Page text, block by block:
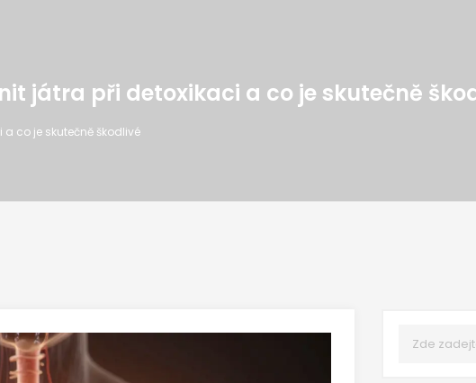
játra při detoxikaci a co je skutečně
co je skutečně škodlivé